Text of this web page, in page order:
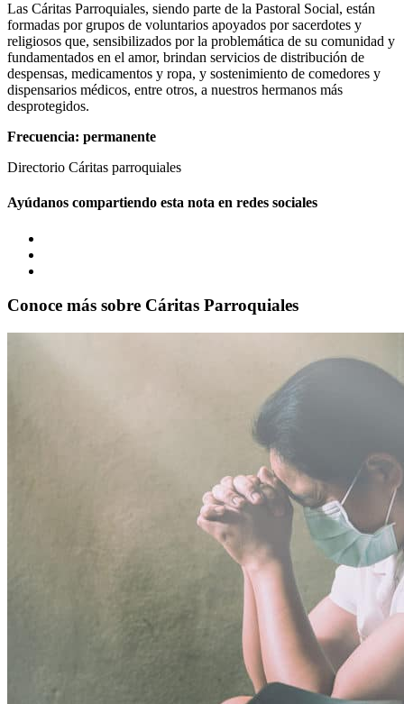
Las Cáritas Parroquiales, siendo parte de la Pastoral Social, están
formadas por grupos de voluntarios apoyados por sacerdotes y
religiosos que, sensibilizados por la problemática de su comunidad y
fundamentados en el amor, brindan servicios de distribución de
despensas, medicamentos y ropa, y sostenimiento de comedores y
dispensarios médicos, entre otros, a nuestros hermanos más
desprotegidos.
Frecuencia: permanente
Directorio Cáritas parroquiales
Ayúdanos compartiendo esta nota en redes sociales
Conoce más sobre Cáritas Parroquiales